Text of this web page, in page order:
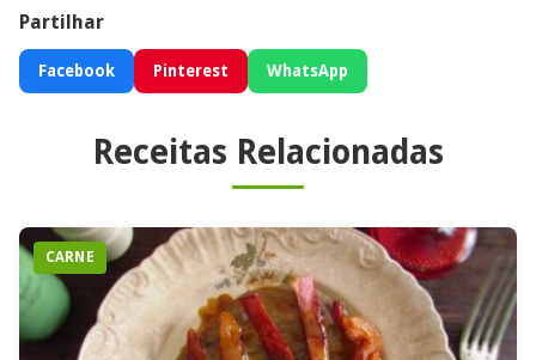
Partilhar
Facebook Pinterest WhatsApp
Receitas Relacionadas
CARNE